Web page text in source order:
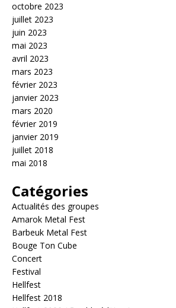
octobre 2023
juillet 2023
juin 2023
mai 2023
avril 2023
mars 2023
février 2023
janvier 2023
mars 2020
février 2019
janvier 2019
juillet 2018
mai 2018
Catégories
Actualités des groupes
Amarok Metal Fest
Barbeuk Metal Fest
Bouge Ton Cube
Concert
Festival
Hellfest
Hellfest 2018